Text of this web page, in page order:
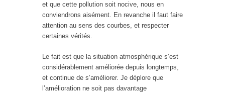
et que cette pollution soit nocive, nous en
conviendrons aisément. En revanche il faut faire
attention au sens des courbes, et respecter
certaines vérités.
Le fait est que la situation atmosphérique s’est
considérablement améliorée depuis longtemps,
et continue de s’améliorer. Je déplore que
l’amélioration ne soit pas davantage